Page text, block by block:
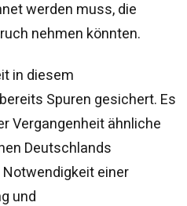
werden muss, die
nehmen könnten.
in diesem
Spuren gesichert. Es
Vergangenheit ähnliche
Deutschlands
einer
und